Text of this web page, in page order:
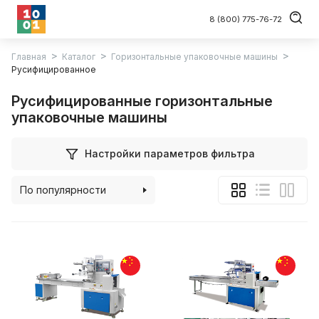
8 (800) 775-76-72
Главная Каталог
Горизонтальные упаковочные машины
Русифицированное
Русифицированные горизонтальные
упаковочные машины
Настройки параметров фильтра
По популярности
По цене (убыванию)